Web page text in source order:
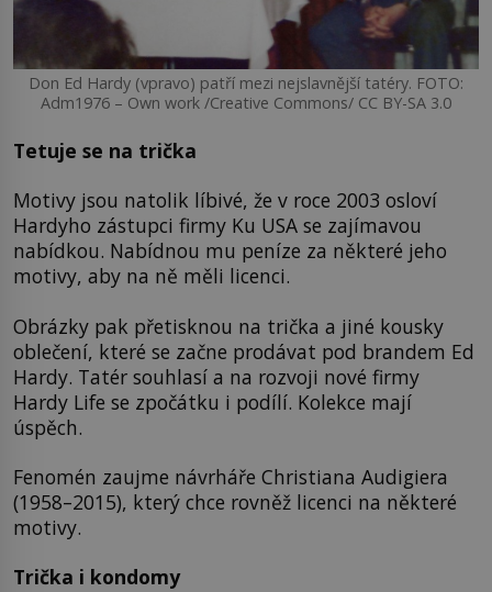
Don Ed Hardy (vpravo) patří mezi nejslavnější tatéry. FOTO:
Adm1976 – Own work /Creative Commons/ CC BY-SA 3.0
Tetuje se na trička
Motivy jsou natolik líbivé, že v roce 2003 osloví
Hardyho zástupci firmy Ku USA se zajímavou
nabídkou. Nabídnou mu peníze za některé jeho
motivy, aby na ně měli licenci.
Obrázky pak přetisknou na trička a jiné kousky
oblečení, které se začne prodávat pod brandem Ed
Hardy. Tatér souhlasí a na rozvoji nové firmy
Hardy Life se zpočátku i podílí. Kolekce mají
úspěch.
Fenomén zaujme návrháře Christiana Audigiera
(1958–2015), který chce rovněž licenci na některé
motivy.
Trička i kondomy